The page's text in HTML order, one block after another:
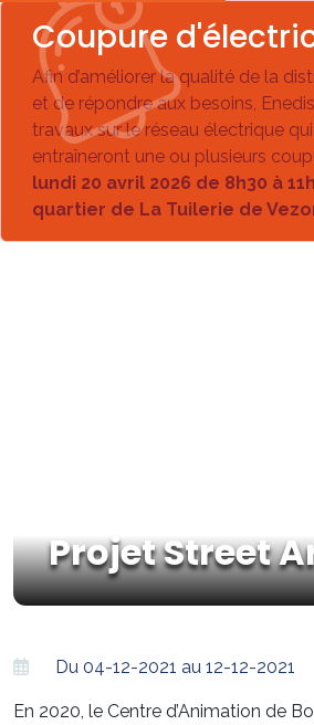
Coupure
Afin d’améliorer la qualité de la
et de répondre aux besoins,
travaux sur le réseau électrique
entraîneront une ou plusieurs
lundi 20 avril 2026 de 8h30 à
quartier de La Tuilerie de
Projet Street
Du 04-12-2021 au 12-12-2021
En 2020, le Centre d’Animation de